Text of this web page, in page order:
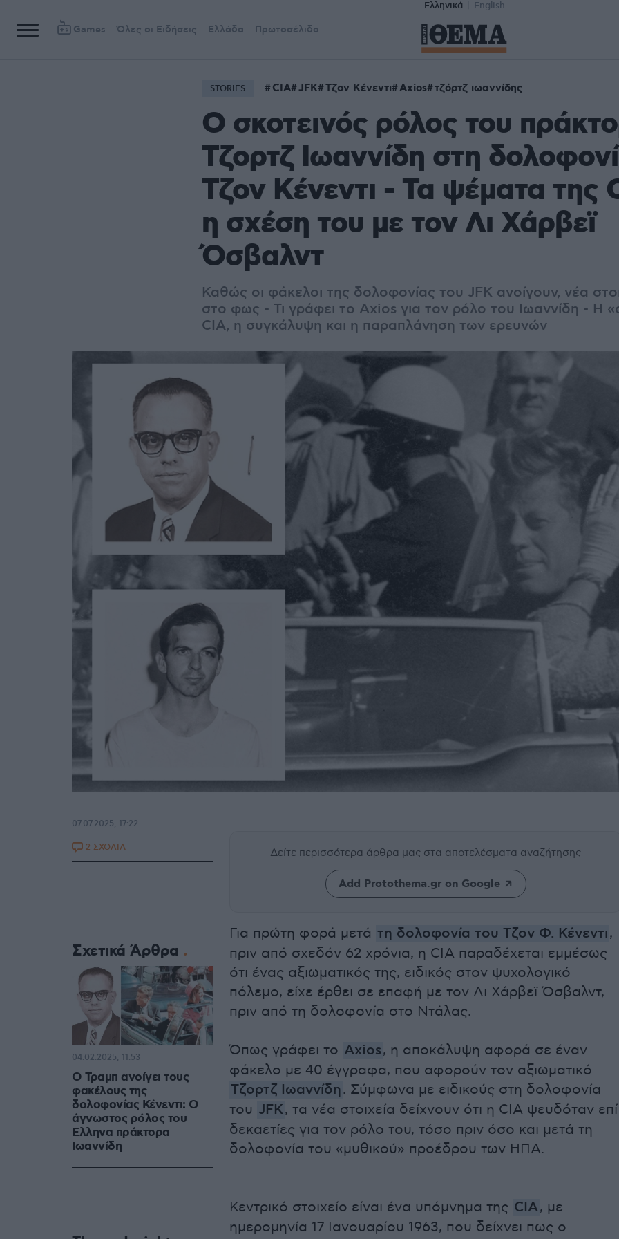
Ελληνικά English
Games Όλες οι Ειδήσεις Ελλάδα Πρωτοσέλιδα
STORIES CIA JFK Τζον Κένεντι Axios τζόρτζ ιωαννίδης
Ο σκοτεινός ρόλος του
Τζορτζ Ιωαννίδη στη
Τζον Κένεντι - Τα ψέματα της
η σχέση του με τον Λι Χάρβεϊ
Όσβαλντ
Καθώς οι φάκελοι της δολοφονίας του JFK ανοίγουν, νέα
στο φως - Τι γράφει το Axios για τον ρόλο του Ιωαννίδη - Η
CIA, η συγκάλυψη και η παραπλάνηση των ερευνών
Δείτε περισσότερα άρθρα μας στα αποτελέσματα αναζήτησης
Add Protothema.gr on Google
Για πρώτη φορά μετά τη δολοφονία του Τζον Φ. Κένεντι,
πριν από σχεδόν 62 χρόνια, η CIA παραδέχεται εμμέσως
ότι ένας αξιωματικός της, ειδικός στον ψυχολογικό
πόλεμο, είχε έρθει σε επαφή με τον Λι Χάρβεϊ Όσβαλντ,
πριν από τη δολοφονία στο Ντάλας.
Όπως γράφει το Axios, η αποκάλυψη αφορά σε έναν
φάκελο με 40 έγγραφα, που αφορούν τον αξιωματικό
Τζορτζ Ιωαννίδη. Σύμφωνα με ειδικούς στη δολοφονία
του JFK, τα νέα στοιχεία δείχνουν ότι η CIA ψευδόταν επί
δεκαετίες για τον ρόλο του, τόσο πριν όσο και μετά τη
δολοφονία του «μυθικού» προέδρου των ΗΠΑ.
Κεντρικό στοιχείο είναι ένα υπόμνημα της CIA, με
ημερομηνία 17 Ιανουαρίου 1963, που δείχνει πως ο
07.07.2025, 17:22
2 ΣΧΟΛΙΑ
Σχετικά Άρθρα
Ο Τραμπ ανοίγει τους
φακέλους της
δολοφονίας Κένεντι: Ο
άγνωστος ρόλος του
Ελληνα πράκτορα
Ιωαννίδη
04.02.2025, 11:53